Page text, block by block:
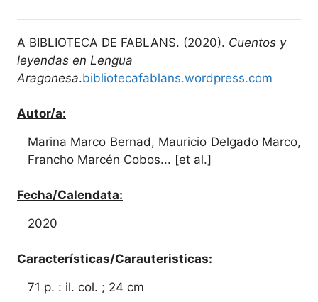
A BIBLIOTECA DE FABLANS. (2020). Cuentos y
leyendas en Lengua
Aragonesa.bibliotecafablans.wordpress.com
Autor/a:
Marina Marco Bernad, Mauricio Delgado Marco,
Francho Marcén Cobos... [et al.]
Fecha/Calendata:
2020
Características/Carauteristicas:
71 p. : il. col. ; 24 cm